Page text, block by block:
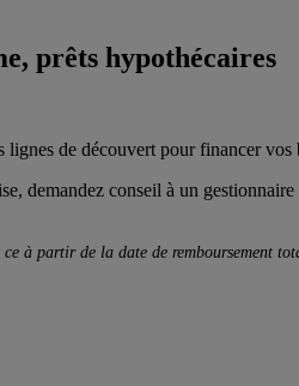
prêts hypothécaires
de découvert pour financer vos
demandez conseil à un
à partir de la date de remboursement